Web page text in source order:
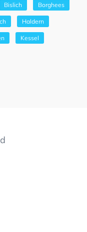
Bislich Borghees
Haldern
Kessel